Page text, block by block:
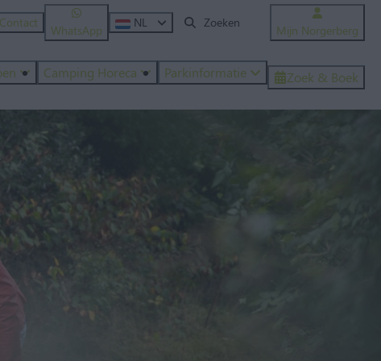
Contact
WhatsApp
NL
Mijn Norgerberg
Camping Horeca Parkinformatie Zoek & Boek